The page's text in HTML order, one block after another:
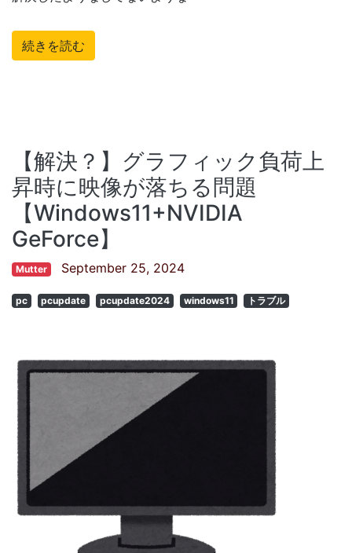
続きを読む
【解決？】グラフィック負荷上
昇時に映像が落ちる問題
【Windows11+NVIDIA
GeForce】
Mutter September 25, 2024
pc pcupdate pcupdate2024 windows11 トラブル